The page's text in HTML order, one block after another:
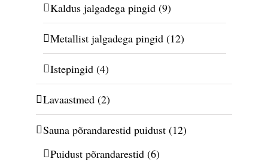
Kaldus jalgadega pingid (9)
Metallist jalgadega pingid (12)
Istepingid (4)
Lavaastmed (2)
Sauna põrandarestid puidust (12)
Puidust põrandarestid (6)